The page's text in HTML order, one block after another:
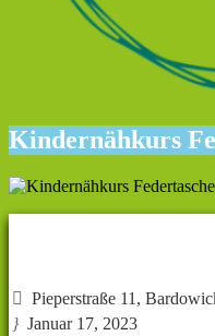
Kindernähkurs
 Pieperstraße 11,
} Januar 17, 2023